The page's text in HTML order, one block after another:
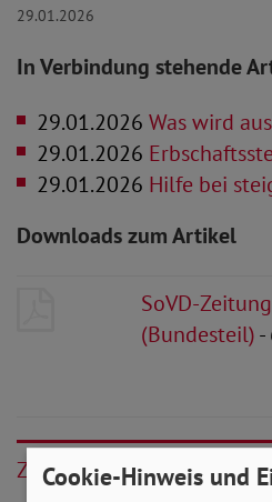
29.01.2026
In Verbindung stehende
29.01.2026 Was wird
29.01.2026
29.01.2026 Hilfe bei
Downloads zum Artikel
SoVD-
(Bundesteil)-
Zurück
Cookie-Hinweis und